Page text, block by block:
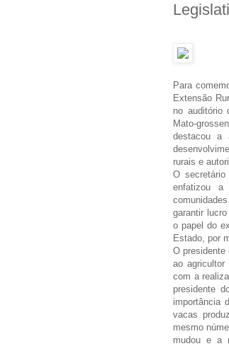
Para
Extensão
no auditório
Mato-
destacou a
rurais e
O secretário
enfatizou a
garantir
o papel do
Estado, por
O
ao agricultor
com a
presidente
importância
vacas
mesmo
mudou e a